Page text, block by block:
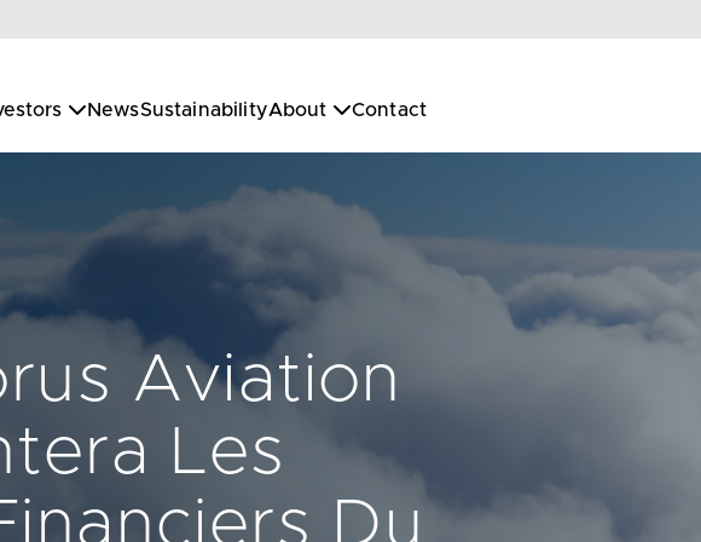
NewsSustainabilityAbout Contact
Aviation
Les
Du